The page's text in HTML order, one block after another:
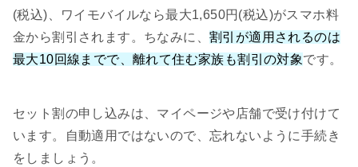
(税込)、ワイモバイルなら最大1,650円(税込)がスマホ料
金から割引されます。ちなみに、 割引が適用されるのは
最大10回線までで、離れて住む家族も割引の対象です。
セット割の申し込みは、マイページや店舗で受け付けて
います。自動適用ではないので、忘れないように手続き
をしましょう。